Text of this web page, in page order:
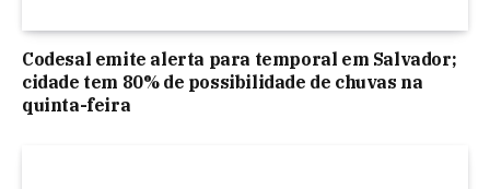
Codesal emite alerta para temporal em Salvador;
cidade tem 80% de possibilidade de chuvas na
quinta-feira